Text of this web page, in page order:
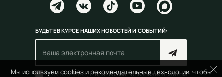
Мы используем cookies и рекомендательные технологии, чтобы
БУДЬТЕ В КУРСЕ НАШИХ НОВОСТЕЙ И СОБЫТИЙ:
Согласен(на) справилами пользования сайтом